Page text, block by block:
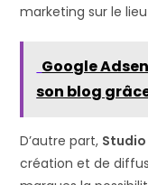
marketing sur le
Google
son blog
D’autre part, Studio
création et de